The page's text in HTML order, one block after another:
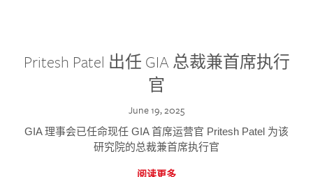
Pritesh Patel 出任 GIA 总裁兼首席执行
官
June 19, 2025
GIA 理事会已任命现任 GIA 首席运营官 Pritesh Patel 为该
研究院的总裁兼首席执行官
阅读更多